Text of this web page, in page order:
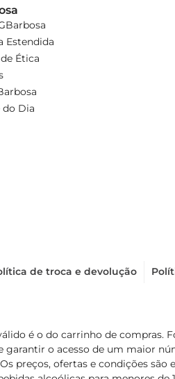
Estendida
Ética
do Dia
de troca e devolução
é o do carrinho de
garantir o acesso de um maior
preços, ofertas e condições